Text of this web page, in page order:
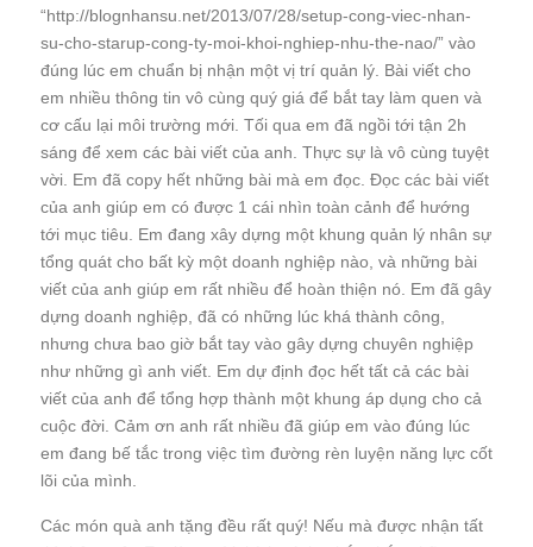
“http://blognhansu.net/2013/07/28/setup-cong-viec-nhan-
su-cho-starup-cong-ty-moi-khoi-nghiep-nhu-the-nao/” vào
đúng lúc em chuẩn bị nhận một vị trí quản lý. Bài viết cho
em nhiều thông tin vô cùng quý giá để bắt tay làm quen và
cơ cấu lại môi trường mới. Tối qua em đã ngồi tới tận 2h
sáng để xem các bài viết của anh. Thực sự là vô cùng tuyệt
vời. Em đã copy hết những bài mà em đọc. Đọc các bài viết
của anh giúp em có được 1 cái nhìn toàn cảnh để hướng
tới mục tiêu. Em đang xây dựng một khung quản lý nhân sự
tổng quát cho bất kỳ một doanh nghiệp nào, và những bài
viết của anh giúp em rất nhiều để hoàn thiện nó. Em đã gây
dựng doanh nghiệp, đã có những lúc khá thành công,
nhưng chưa bao giờ bắt tay vào gây dựng chuyên nghiệp
như những gì anh viết. Em dự định đọc hết tất cả các bài
viết của anh để tổng hợp thành một khung áp dụng cho cả
cuộc đời. Cảm ơn anh rất nhiều đã giúp em vào đúng lúc
em đang bế tắc trong việc tìm đường rèn luyện năng lực cốt
lõi của mình.
Các món quà anh tặng đều rất quý! Nếu mà được nhận tất